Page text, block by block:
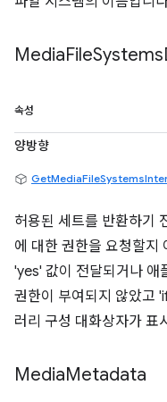
MediaFileSystems
속성
양방향
허용된 세트를 반환하기
에 대한 권한을 요청할지
'yes' 값이 전달되거나 애
권한이 부여되지 않았고
러리 구성 대화상자가 표
MediaMetadata